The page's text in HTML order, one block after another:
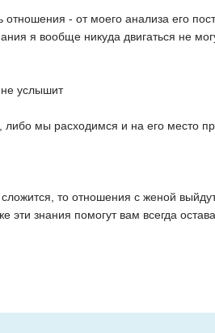
- от моего анализа его
я вообще никуда двигаться не
не услышит
мы расходимся и на его место
то отношения с женой
знания помогут вам всегда